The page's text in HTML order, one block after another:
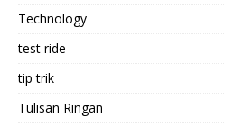
Technology
test ride
tip trik
Tulisan Ringan